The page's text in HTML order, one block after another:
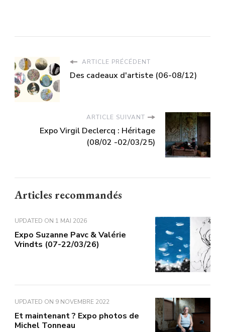
ARTICLE PRÉCÉDENT
Des cadeaux d'artiste (06-08/12)
ARTICLE SUIVANT
Expo Virgil Declercq : Héritage
(08/02 -02/03/25)
Articles recommandés
UPDATED ON 1 MAI 2026
Expo Suzanne Pavc & Valérie
Vrindts (07-22/03/26)
UPDATED ON 9 NOVEMBRE 2022
Et maintenant ? Expo photos de
Michel Tonneau